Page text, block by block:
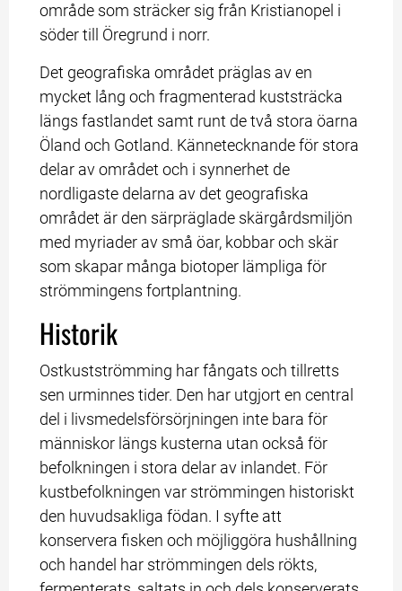
område som sträcker sig från Kristianopel i
söder till Öregrund i norr.
Det geografiska området präglas av en
mycket lång och fragmenterad kuststräcka
längs fastlandet samt runt de två stora öarna
Öland och Gotland. Kännetecknande för stora
delar av området och i synnerhet de
nordligaste delarna av det geografiska
området är den särpräglade skärgårdsmiljön
med myriader av små öar, kobbar och skär
som skapar många biotoper lämpliga för
strömmingens fortplantning.
Historik
Ostkustströmming har fångats och tillretts
sen urminnes tider. Den har utgjort en central
del i livsmedelsförsörjningen inte bara för
människor längs kusterna utan också för
befolkningen i stora delar av inlandet. För
kustbefolkningen var strömmingen historiskt
den huvudsakliga födan. I syfte att
konservera fisken och möjliggöra hushållning
och handel har strömmingen dels rökts,